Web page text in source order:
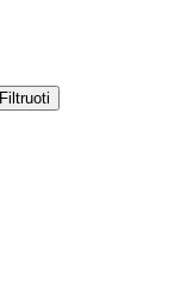
Filtruoti